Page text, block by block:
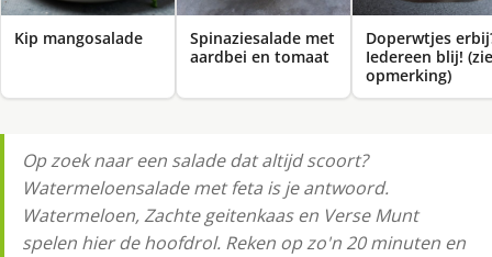
Kip mangosalade
Spinaziesalade met
aardbei en tomaat
Doperwtjes
Iedereen blij! (zie
opmerking)
Op zoek naar een salade dat altijd scoort?
Watermeloensalade met feta is je antwoord.
Watermeloen, Zachte geitenkaas en Verse Munt
spelen hier de hoofdrol. Reken op zo'n 20 minuten en